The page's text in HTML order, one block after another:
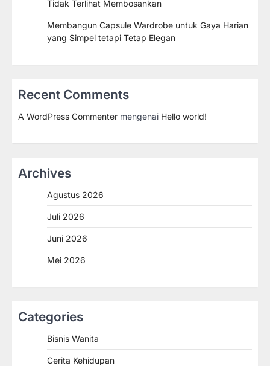
Tidak Terlihat Membosankan
Membangun Capsule Wardrobe untuk Gaya Harian
yang Simpel tetapi Tetap Elegan
Recent Comments
A WordPress Commenter mengenai Hello world!
Archives
Agustus 2026
Juli 2026
Juni 2026
Mei 2026
Categories
Bisnis Wanita
Cerita Kehidupan